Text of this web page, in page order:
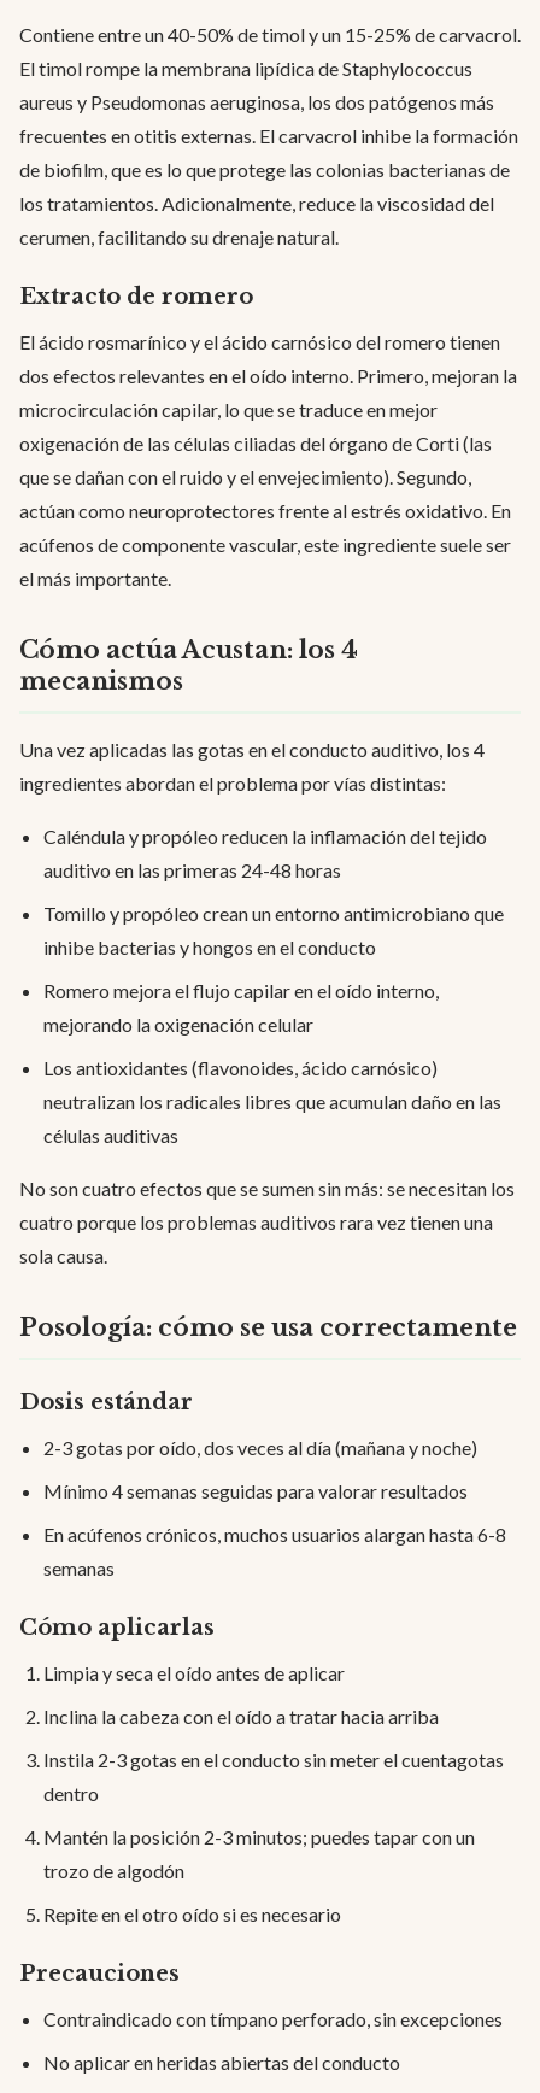
Contiene entre un 40-50% de timol y un 15-25% de carvacrol.
El timol rompe la membrana lipídica de Staphylococcus
aureus y Pseudomonas aeruginosa, los dos patógenos más
frecuentes en otitis externas. El carvacrol inhibe la formación
de biofilm, que es lo que protege las colonias bacterianas de
los tratamientos. Adicionalmente, reduce la viscosidad del
cerumen, facilitando su drenaje natural.
Extracto de romero
El ácido rosmarínico y el ácido carnósico del romero tienen
dos efectos relevantes en el oído interno. Primero, mejoran la
microcirculación capilar, lo que se traduce en mejor
oxigenación de las células ciliadas del órgano de Corti (las
que se dañan con el ruido y el envejecimiento). Segundo,
actúan como neuroprotectores frente al estrés oxidativo. En
acúfenos de componente vascular, este ingrediente suele ser
el más importante.
Cómo actúa Acustan: los 4
mecanismos
Una vez aplicadas las gotas en el conducto auditivo, los 4
ingredientes abordan el problema por vías distintas:
Caléndula y propóleo reducen la inflamación del tejido
auditivo en las primeras 24-48 horas
Tomillo y propóleo crean un entorno antimicrobiano que
inhibe bacterias y hongos en el conducto
Romero mejora el flujo capilar en el oído interno,
mejorando la oxigenación celular
Los antioxidantes (flavonoides, ácido carnósico)
neutralizan los radicales libres que acumulan daño en las
células auditivas
No son cuatro efectos que se sumen sin más: se necesitan los
cuatro porque los problemas auditivos rara vez tienen una
sola causa.
Posología: cómo se usa correctamente
Dosis estándar
2-3 gotas por oído, dos veces al día (mañana y noche)
Mínimo 4 semanas seguidas para valorar resultados
En acúfenos crónicos, muchos usuarios alargan hasta 6-8
semanas
Cómo aplicarlas
Limpia y seca el oído antes de aplicar
Inclina la cabeza con el oído a tratar hacia arriba
Instila 2-3 gotas en el conducto sin meter el cuentagotas
dentro
Mantén la posición 2-3 minutos; puedes tapar con un
trozo de algodón
Repite en el otro oído si es necesario
Precauciones
Contraindicado con tímpano perforado, sin excepciones
No aplicar en heridas abiertas del conducto